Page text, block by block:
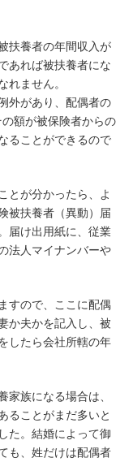
養者の年間収入が
あれば被扶養者にな
ません。
外があり、配偶者の
額が被保険者からの
ることができるので
とが分かったら、よ
被扶養者（異動）届
届け出用紙に、従業
法人マイナンバーや
すので、ここに配偶
か夫かを記入し、被
したら会社所轄の年
族になる場合は、
ることがまだ多いと
た。結婚によって御
も、姓だけは配偶者